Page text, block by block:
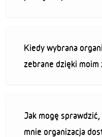
Kiedy wybrana
zebrane dzięki moim
Jak mogę
mnie organizacja